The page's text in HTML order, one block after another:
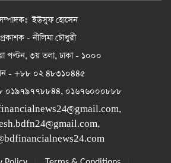
ইউসুফ হোসেন
প্রকাশক - নীলিমা চৌধুরী
পল্টন, ৩য় তলা, ঢাকা - ১০০০
- +৮৮ ০২ ৪৮৩১০৪৪৫
০১৯৭৯৭৭৮৮৪৪, ০১৬৭৬০০০৮৮৮
,
,